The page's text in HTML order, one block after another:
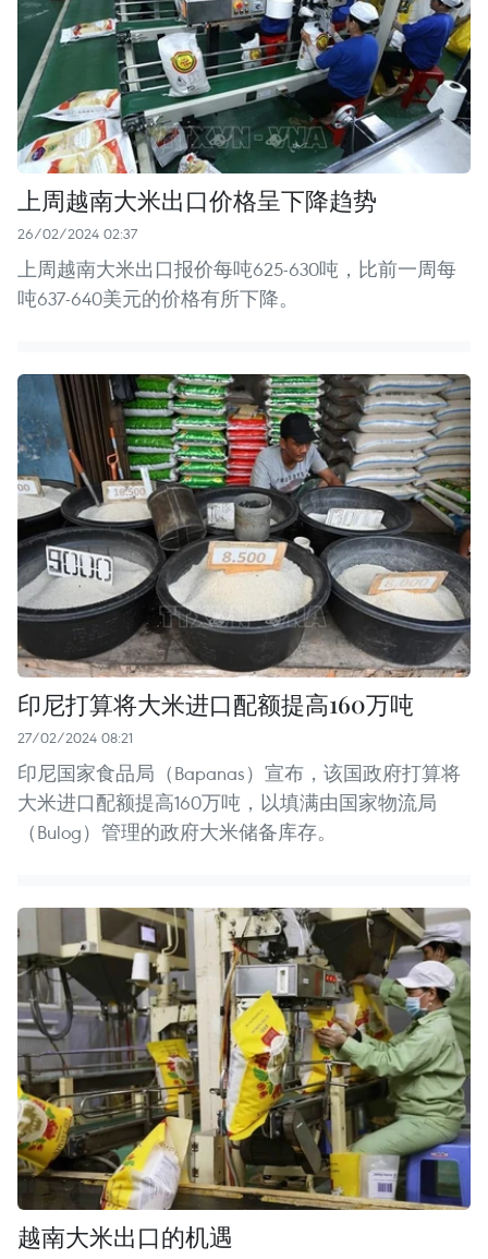
上周越南大米出口价格呈下降趋势
26/02/2024 02:37
上周越南大米出口报价每吨625-630吨，比前一周每
吨637-640美元的价格有所下降。
印尼打算将大米进口配额提高160万吨
27/02/2024 08:21
印尼国家食品局（Bapanas）宣布，该国政府打算将
大米进口配额提高160万吨，以填满由国家物流局
（Bulog）管理的政府大米储备库存。
越南大米出口的机遇